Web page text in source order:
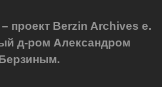
проект Berzin Archives e.
д-ром Александром